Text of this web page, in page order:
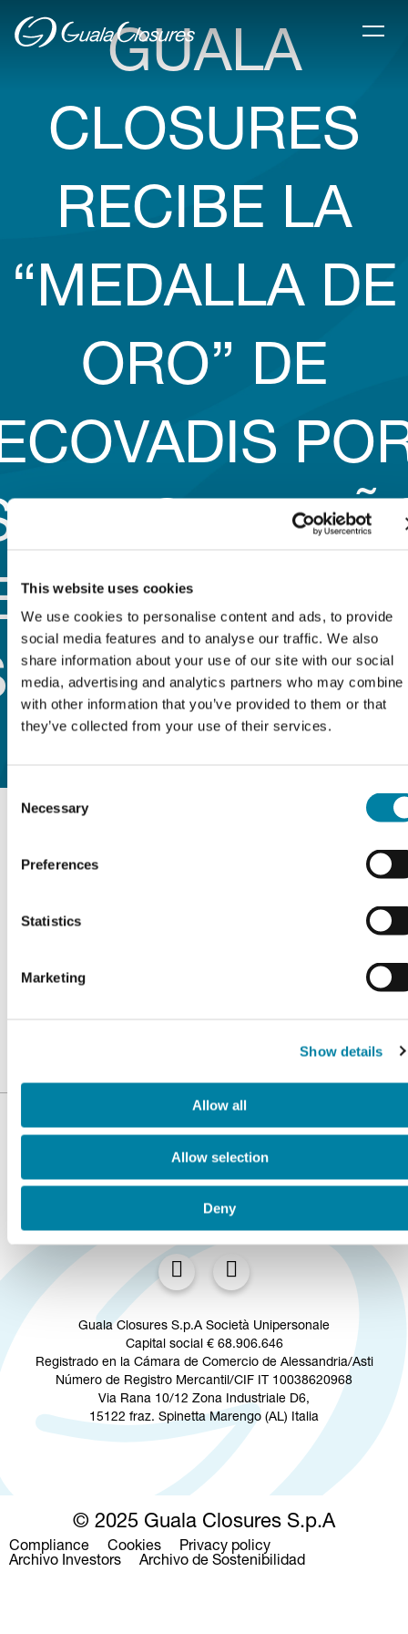
This website uses cookies
We use cookies to personalise content and ads, to provide
social media features and to analyse our traffic. We also
share information about your use of our site with our social
media, advertising and analytics partners who may combine
with other information that you’ve provided to them or that
they’ve collected from your use of their services.
Consent
Selection
Necessary
Preferences
Statistics
Marketing
Show details
Allow all
Allow selection
Deny
GUALA
CLOSURES
RECIBE LA
“MEDALLA DE
ORO” DE
MATERIA
Guala Closures anuncia la consecución de
EcoVadis,
plataforma líder en la evaluación de la
basada en estándares internacionales.
SÍGUENOS EN
Guala Closures S.p.A Società Unipersonale
Capital social € 68.906.646
Registrado en la Cámara de Comercio de Alessandria/Asti
Número de Registro Mercantil/CIF IT 10038620968
Via Rana 10/12 Zona Industriale D6,
15122 fraz. Spinetta Marengo (AL) Italia
© 2025 Guala Closures S.p.A
Footer
Compliance Cookies
Privacy policy
Archivo Investors
Archivo de Sostenibilidad